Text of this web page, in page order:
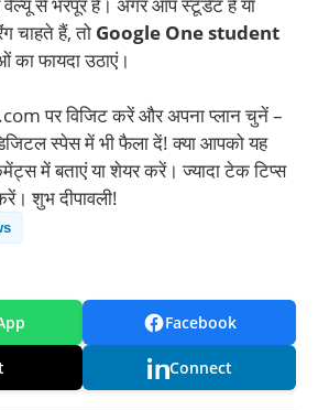
चाहते हैं, तो Google One student
का फायदा उठाएं।
पर विजिट करें और अपना प्लान चुनें –
स्पेस में भी फैला दें! क्या आपको यह
में बताएं या शेयर करें। ज्यादा टेक टिप्स
शुभ दीपावली!
Facebook
Connect